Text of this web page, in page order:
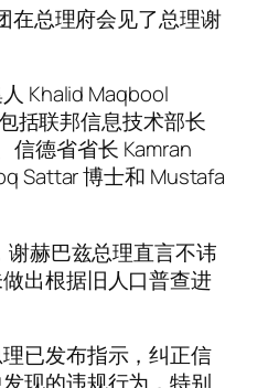
在总理府会见了总理谢
Khalid Maqbool
括联邦信息技术部长
信德省省长 Kamran
Sattar 博士和 Mustafa
谢赫巴兹总理直言不讳
出根据旧人口普查进
已发布指示，纠正信